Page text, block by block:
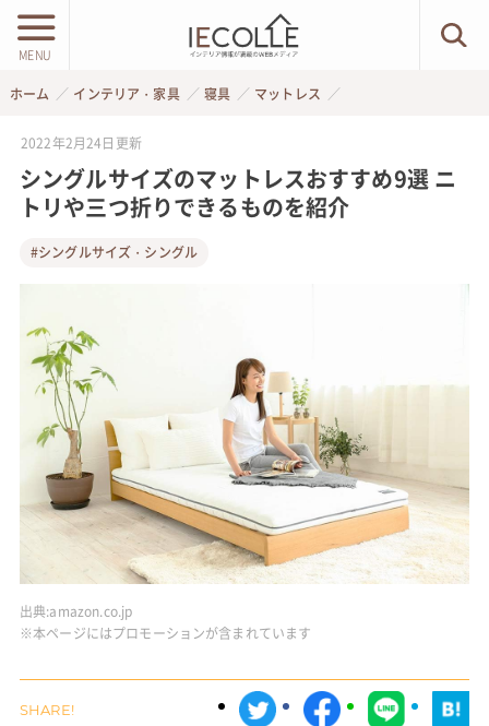
MENU
ホーム インテリア・家具 寝具 マットレス
2022年2月24日 更新
シングルサイズのマットレスおすすめ9選 ニ
トリや三つ折りできるものを紹介
#シングルサイズ・シングル
出典:amazon.co.jp
※本ページにはプロモーションが含まれています